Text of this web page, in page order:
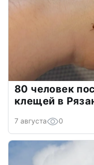
80 человек
клещей в
7 августа 0